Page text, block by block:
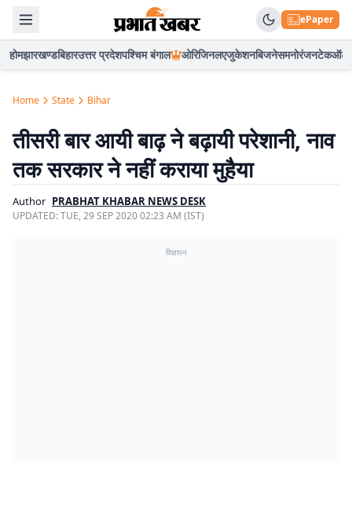
ePaper
होमझारखण्डबिहारउत्तर प्रदेशपश्चिम बंगाल ओरिजिनलएजुकेशनबिजनेसमनोरंजनटेकऑटो
Home State Bihar
तीसरी बार आयी बाढ़ ने बढ़ायी परेशानी, नाव
तक सरकार ने नहीं कराया मुहैया
Author PRABHAT KHABAR NEWS DESK
UPDATED:TUE, 29 SEP 2020 02:23 AM (IST)
विज्ञापन